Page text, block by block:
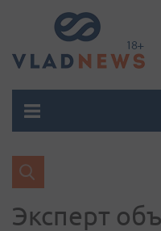
Эксперт